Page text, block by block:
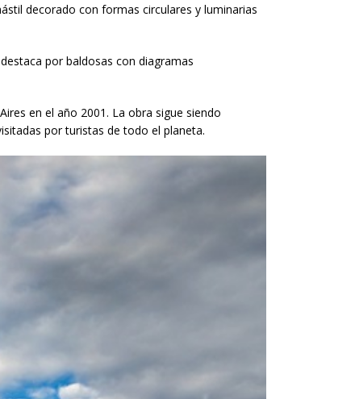
decorado con formas circulares y luminarias
por baldosas con diagramas
en el año 2001. La obra sigue siendo
por turistas de todo el planeta.